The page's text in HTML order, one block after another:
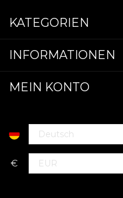
KATEGORIEN
INFORMATIONEN
MEIN KONTO
€